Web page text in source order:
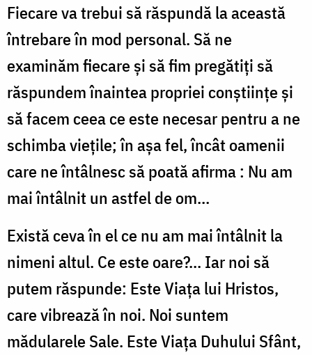
Fiecare va trebui să răspundă la această
întrebare în mod personal. Să ne
examinăm fiecare și să fim pregătiți să
răspundem înaintea propriei conștiințe și
să facem ceea ce este necesar pentru a ne
schimba viețile; în așa fel, încât oamenii
care ne întâlnesc să poată afirma : Nu am
mai întâlnit un astfel de om…
Există ceva în el ce nu am mai întâlnit la
nimeni altul. Ce este oare?... Iar noi să
putem răspunde: Este Viața lui Hristos,
care vibrează în noi. Noi suntem
mădularele Sale. Este Viața Duhului Sfânt,